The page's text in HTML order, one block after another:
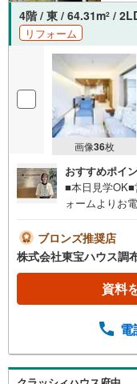
4階 / 東 / 64.31m2 /
リフォーム
画像36枚
おすすめポイ
■本日見学
ォームよりお
弊社へのご来
ば周辺環境、
いたします。■
をご用意し
いった状態
ーとして暮ら
ブロンズ推奨店
株式会社東宝ハウス調
資料
電